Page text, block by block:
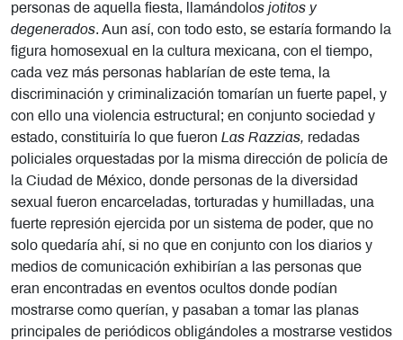
personas de aquella fiesta, llamándolos jotitos y
degenerados. Aun así, con todo esto, se estaría formando la
figura homosexual en la cultura mexicana, con el tiempo,
cada vez más personas hablarían de este tema, la
discriminación y criminalización tomarían un fuerte papel, y
con ello una violencia estructural; en conjunto sociedad y
estado, constituiría lo que fueron Las Razzias, redadas
policiales orquestadas por la misma dirección de policía de
la Ciudad de México, donde personas de la diversidad
sexual fueron encarceladas, torturadas y humilladas, una
fuerte represión ejercida por un sistema de poder, que no
solo quedaría ahí, si no que en conjunto con los diarios y
medios de comunicación exhibirían a las personas que
eran encontradas en eventos ocultos donde podían
mostrarse como querían, y pasaban a tomar las planas
principales de periódicos obligándoles a mostrarse vestidos